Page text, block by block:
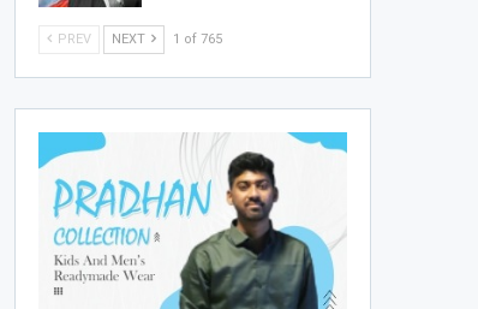
PREV NEXT 1 of 765